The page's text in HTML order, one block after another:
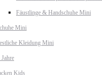
Fäustlinge & Handschuhe Mini
Mini
Kleidung Mini
Kids